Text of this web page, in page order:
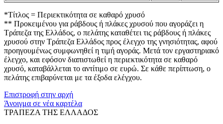
*Τίτλος = Περιεκτικότητα σε καθαρό χρυσό
** Προκειμένου για ράβδους ή πλάκες χρυσού που αγοράζει η
Τράπεζα της Ελλάδος, ο πελάτης καταθέτει τις ράβδους ή πλάκες
χρυσού στην Τράπεζα Ελλάδος προς έλεγχο της γνησιότητας, αφού
προηγουμένως συμφωνηθεί η τιμή αγοράς. Μετά τον εργαστηριακό
έλεγχο, και εφόσον διαπιστωθεί η περιεκτικότητα σε καθαρό
χρυσό, καταβάλλεται το αντίτιμο σε ευρώ. Σε κάθε περίπτωση, ο
πελάτης επιβαρύνεται με τα έξοδα ελέγχου.
Επιστροφή στην αρχή
Άνοιγμα σε νέα καρτέλα
ΤΡΑΠΕΖΑ ΤΗΣ ΕΛΛΑΔΟΣ